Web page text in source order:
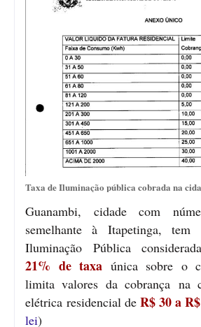
Taxa de Iluminação pública cobrada na
Guanambi, cidade com
semelhante à Itapetinga, tem
Iluminação Pública
21% de taxa única sobre o
limita valores da cobrança na
elétrica residencial de R$ 30 a
lei)